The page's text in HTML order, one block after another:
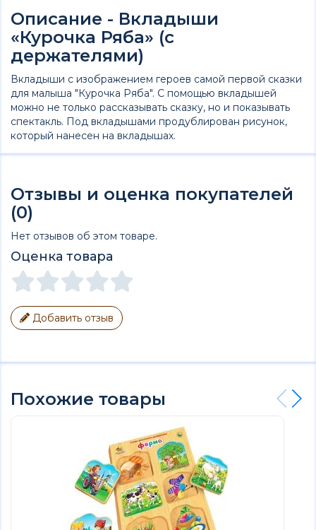
Описание - Вкладыши
«Курочка Ряба» (с
держателями)
Вкладыши с изображением героев самой первой сказки
для малыша "Курочка Ряба". С помощью вкладышей
можно не только рассказывать сказку, но и показывать
спектакль. Под вкладышами продублирован рисунок,
который нанесен на вкладышах.
Отзывы и оценка покупателей
(0)
Нет отзывов об этом товаре.
Оценка товара
Добавить отзыв
Похожие товары